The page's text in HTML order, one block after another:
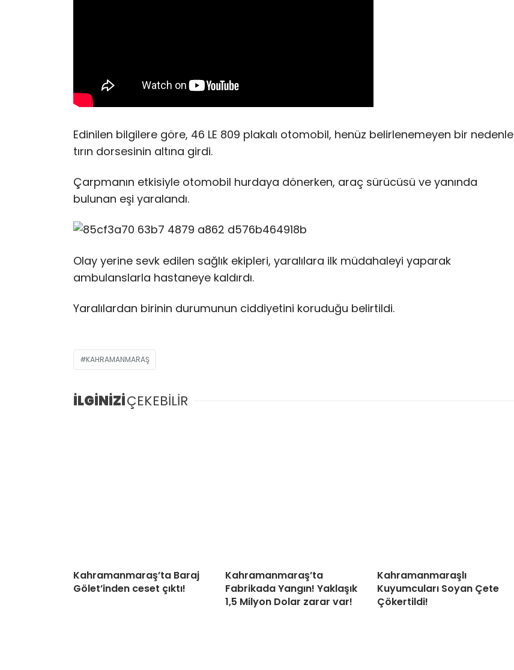
Edinilen bilgilere göre, 46 LE 809 plakalı otomobil, henüz belirlenemeyen bir nedenle
tırın dorsesinin altına girdi.
Çarpmanın etkisiyle otomobil hurdaya dönerken, araç sürücüsü ve yanında
bulunan eşi yaralandı.
Olay yerine sevk edilen sağlık ekipleri, yaralılara ilk müdahaleyi yaparak
ambulanslarla hastaneye kaldırdı.
Yaralılardan birinin durumunun ciddiyetini koruduğu belirtildi.
KAHRAMANMARAŞ
İLGİNİZİÇEKEBİLİR
Kahramanmaraş’ta Baraj
Gölet’inden ceset çıktı!
Kahramanmaraş’ta
Fabrikada Yangın! Yaklaşık
1,5 Milyon Dolar zarar var!
Kahramanmaraşlı
Kuyumcuları Soyan Çete
Çökertildi!